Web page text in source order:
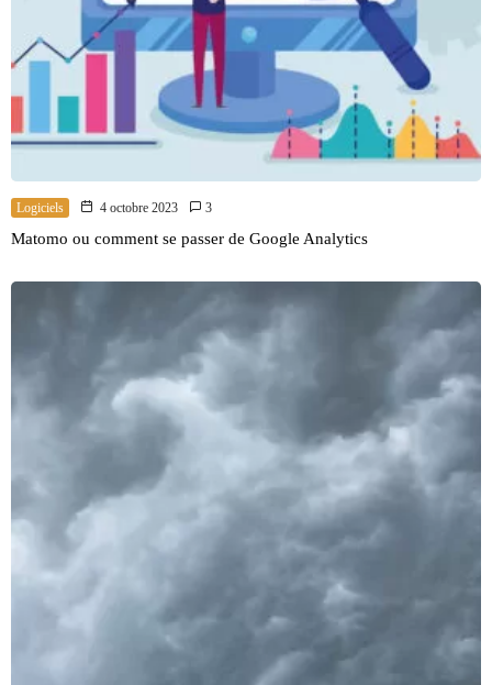
Logiciels 4 octobre 2023 3
Matomo ou comment se passer de Google Analytics